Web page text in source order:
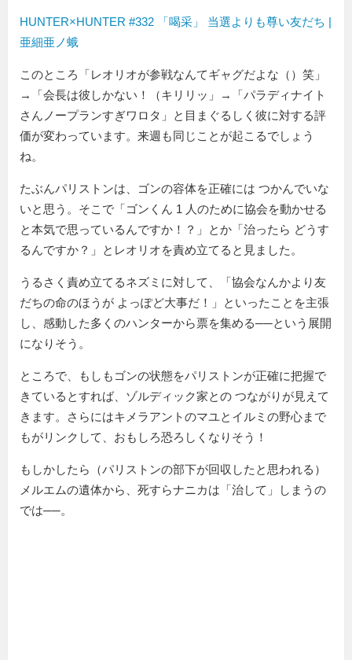
HUNTER×HUNTER #332 「喝采」 当選よりも尊い友だち |
亜細亜ノ蛾
このところ「レオリオが参戦なんてギャグだよな（）笑」
→「会長は彼しかない！（キリリッ」→「パラディナイト
さんノープランすぎワロタ」と目まぐるしく彼に対する評
価が変わっています。来週も同じことが起こるでしょう
ね。
たぶんパリストンは、ゴンの容体を正確には つかんでいな
いと思う。そこで「ゴンくん 1 人のために協会を動かせる
と本気で思っているんですか！？」とか「治ったら どうす
るんですか？」とレオリオを責め立てると見ました。
うるさく責め立てるネズミに対して、「協会なんかより友
だちの命のほうが よっぽど大事だ！」といったことを主張
し、感動した多くのハンターから票を集める──という展開
になりそう。
ところで、もしもゴンの状態をパリストンが正確に把握で
きているとすれば、ゾルディック家との つながりが見えて
きます。さらにはキメラアントのマユとイルミの野心まで
もがリンクして、おもしろ恐ろしくなりそう！
もしかしたら（パリストンの部下が回収したと思われる）
メルエムの遺体から、死すらナニカは「治して」しまうの
では──。